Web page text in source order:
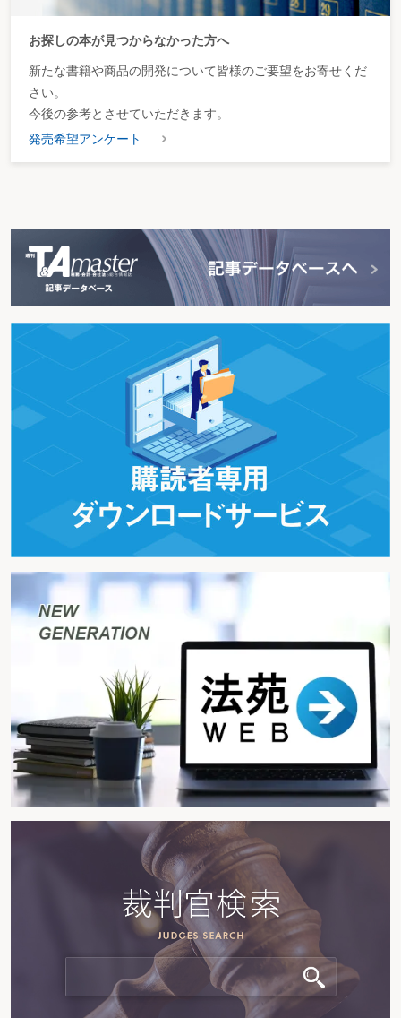
お探しの本が見つからなかった方へ
新たな書籍や商品の開発について皆様のご要望をお寄せくだ
さい。
今後の参考とさせていただきます。
発売希望アンケート